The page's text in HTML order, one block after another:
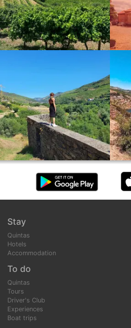
Stay
Quintas
Hotels
Accommodation
To do
Quintas
Tours
Driver's Club
Experiences
Boat trips